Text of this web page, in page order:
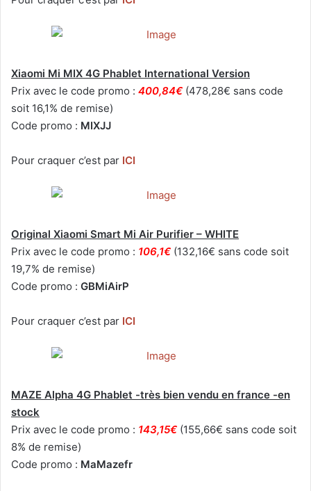
Xiaomi Mi MIX 4G Phablet International Version
Prix avec le code promo : 400,84€ (478,28€ sans code
soit 16,1% de remise)
Code promo : MIXJJ
Pour craquer c’est par ICI
Original Xiaomi Smart Mi Air Purifier – WHITE
Prix avec le code promo : 106,1€ (132,16€ sans code soit
19,7% de remise)
Code promo : GBMiAirP
Pour craquer c’est par ICI
MAZE Alpha 4G Phablet -très bien vendu en france -en
stock
Prix avec le code promo : 143,15€ (155,66€ sans code soit
8% de remise)
Code promo : MaMazefr